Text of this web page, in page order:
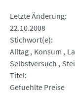
Letzte Änderung
22.10.2008
Stichwort(e)
Alltag Konsum
Selbstversuch
Titel
Gefuehlte Preise